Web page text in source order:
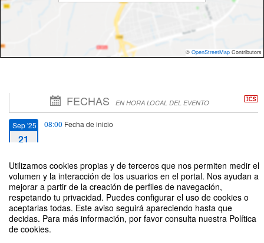
Utilizamos cookies propias y de terceros que nos permiten medir el
volumen y la interacción de los usuarios en el portal. Nos ayudan a
mejorar a partir de la creación de perfiles de navegación,
respetando tu privacidad. Puedes configurar el uso de cookies o
aceptarlas todas. Este aviso seguirá apareciendo hasta que
decidas. Para más información, por favor consulta nuestra Política
de cookies.
© OpenStreetMap Contributors
FECHAS EN HORA LOCAL DEL EVENTO
Sep '25
21
08:00 Fecha de inicio
Sep '25
21
14:00Fecha de fin